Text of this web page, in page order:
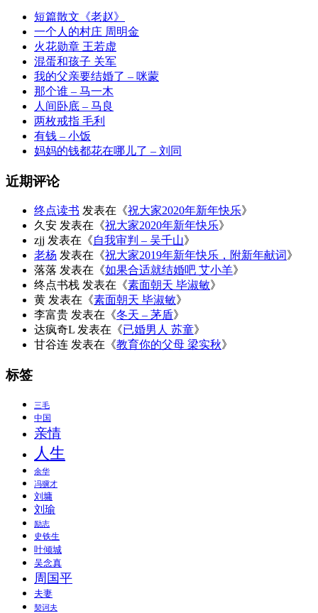
短篇散文《老赵》
一个人的村庄 周明金
火花勋章 王若虚
混蛋和孩子 关军
我的父亲要结婚了 – 咪蒙
那个谁 – 马一木
人间卧底 – 马良
两枚戒指 毛利
有钱 – 小饭
妈妈的钱都花在哪儿了 – 刘同
近期评论
终点读书 发表在《祝大家2020年新年快乐》
久安 发表在《祝大家2020年新年快乐》
zjj 发表在《自我审判 – 吴千山》
老杨 发表在《祝大家2019年新年快乐，附新年献词》
落落 发表在《如果合适就结婚吧 艾小羊》
终点书栈 发表在《素面朝天 毕淑敏》
黄 发表在《素面朝天 毕淑敏》
李富贵 发表在《冬天 – 茅盾》
达疯奇L 发表在《已婚男人 苏童》
甘谷连 发表在《教育你的父母 梁实秋》
标签
三毛
中国
亲情
人生
余华
冯骥才
刘墉
刘瑜
励志
史铁生
叶倾城
吴念真
周国平
夫妻
契诃夫